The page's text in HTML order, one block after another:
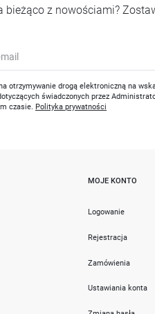
bieżąco z nowościami?
otrzymywanie drogą elektroniczną na
świadczonych przez
czasie. Polityka prywatności
MOJE KONTO
Logowanie
Rejestracja
Zamówienia
Ustawiania konta